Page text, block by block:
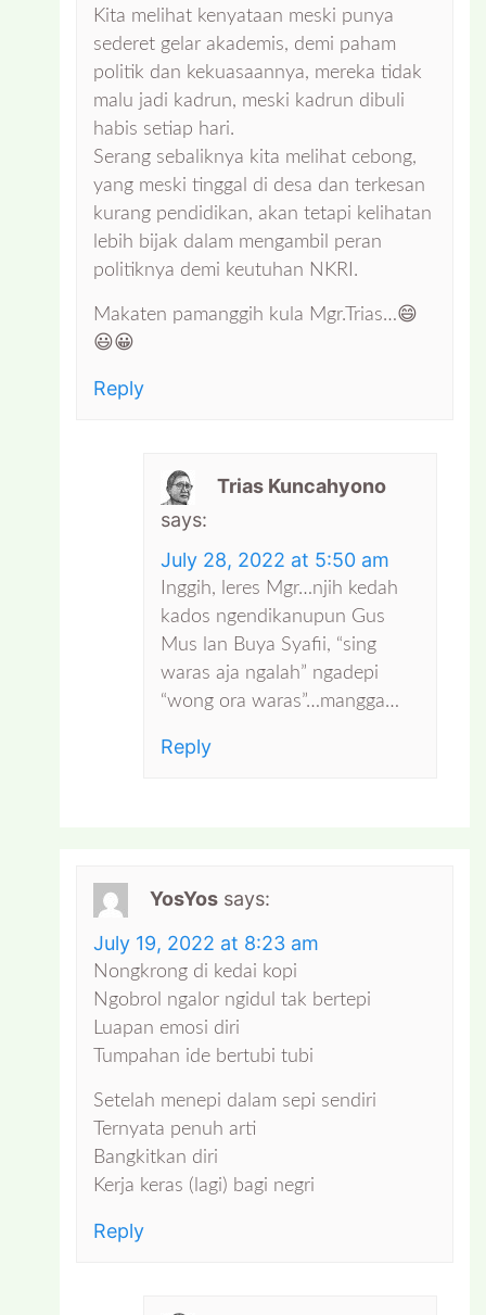
Kita melihat kenyataan meski punya
sederet gelar akademis, demi paham
politik dan kekuasaannya, mereka tidak
malu jadi kadrun, meski kadrun dibuli
habis setiap hari.
Serang sebaliknya kita melihat cebong,
yang meski tinggal di desa dan terkesan
kurang pendidikan, akan tetapi kelihatan
lebih bijak dalam mengambil peran
politiknya demi keutuhan NKRI.
Makaten pamanggih kula Mgr.Trias…😄
😃😀
Reply
Trias Kuncahyono
says:
July 28, 2022 at 5:50 am
Inggih, leres Mgr…njih kedah
kados ngendikanupun Gus
Mus lan Buya Syafii, “sing
waras aja ngalah” ngadepi
“wong ora waras”…mangga…
Reply
YosYos says:
July 19, 2022 at 8:23 am
Nongkrong di kedai kopi
Ngobrol ngalor ngidul tak bertepi
Luapan emosi diri
Tumpahan ide bertubi tubi
Setelah menepi dalam sepi sendiri
Ternyata penuh arti
Bangkitkan diri
Kerja keras (lagi) bagi negri
Reply